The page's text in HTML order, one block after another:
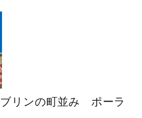
リンの町並み ポーラ